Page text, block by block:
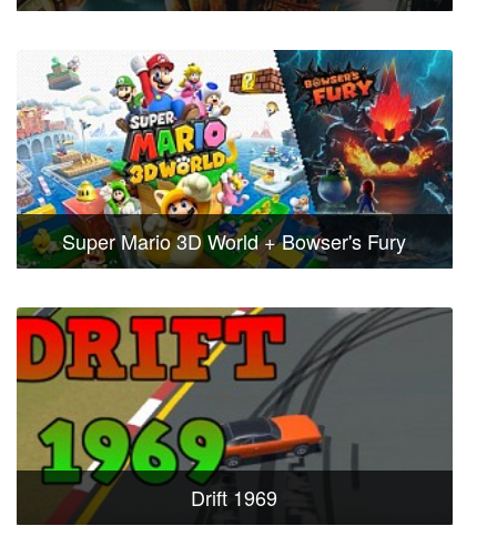
Super Mario 3D World + Bowser's Fury
Drift 1969